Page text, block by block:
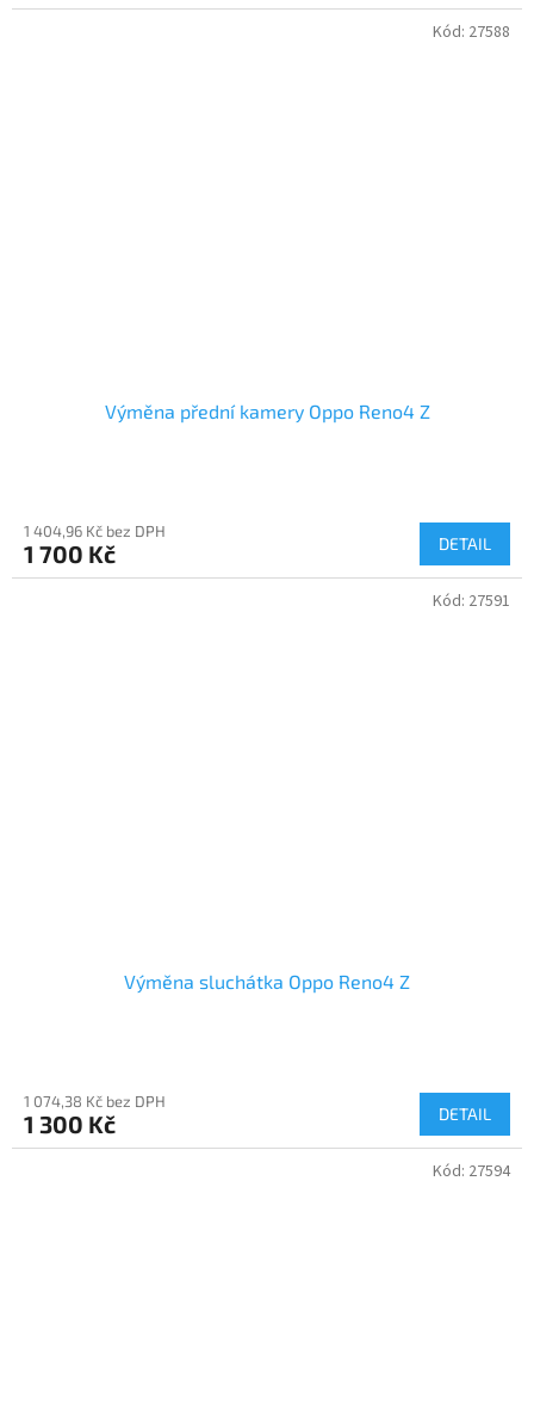
Výměna přední kamery Oppo Reno4 Z
1 404,96 Kč bez DPH
1 700 Kč DETAIL
Kód: 27588
Výměna sluchátka Oppo Reno4 Z
1 074,38 Kč bez DPH
1 300 Kč DETAIL
Kód: 27591
Kód: 27594